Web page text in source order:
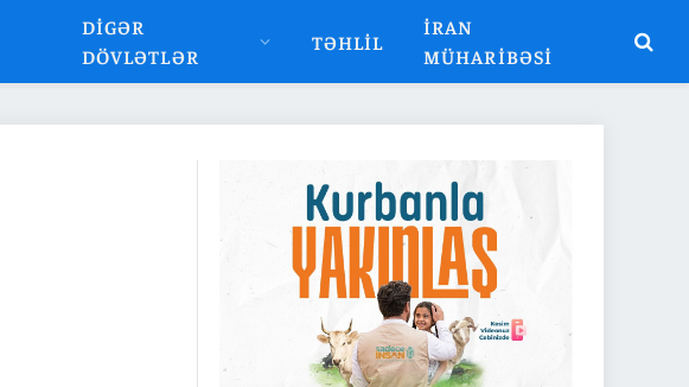
DIGƏR
DÖVLƏTLƏR
TƏHLIL
İRAN
MÜHARIBƏSI